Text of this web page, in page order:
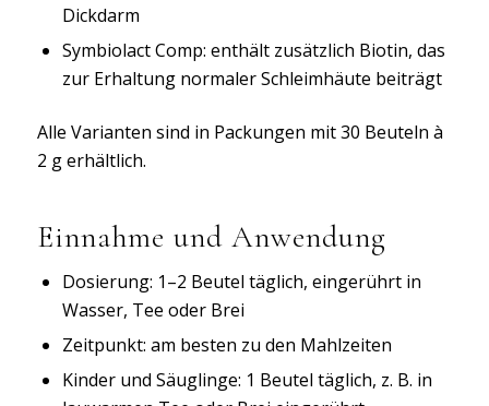
Dickdarm
Symbiolact Comp: enthält zusätzlich Biotin, das
zur Erhaltung normaler Schleimhäute beiträgt
Alle Varianten sind in Packungen mit 30 Beuteln à
2 g erhältlich.
Einnahme und Anwendung
Dosierung: 1–2 Beutel täglich, eingerührt in
Wasser, Tee oder Brei
Zeitpunkt: am besten zu den Mahlzeiten
Kinder und Säuglinge: 1 Beutel täglich, z. B. in